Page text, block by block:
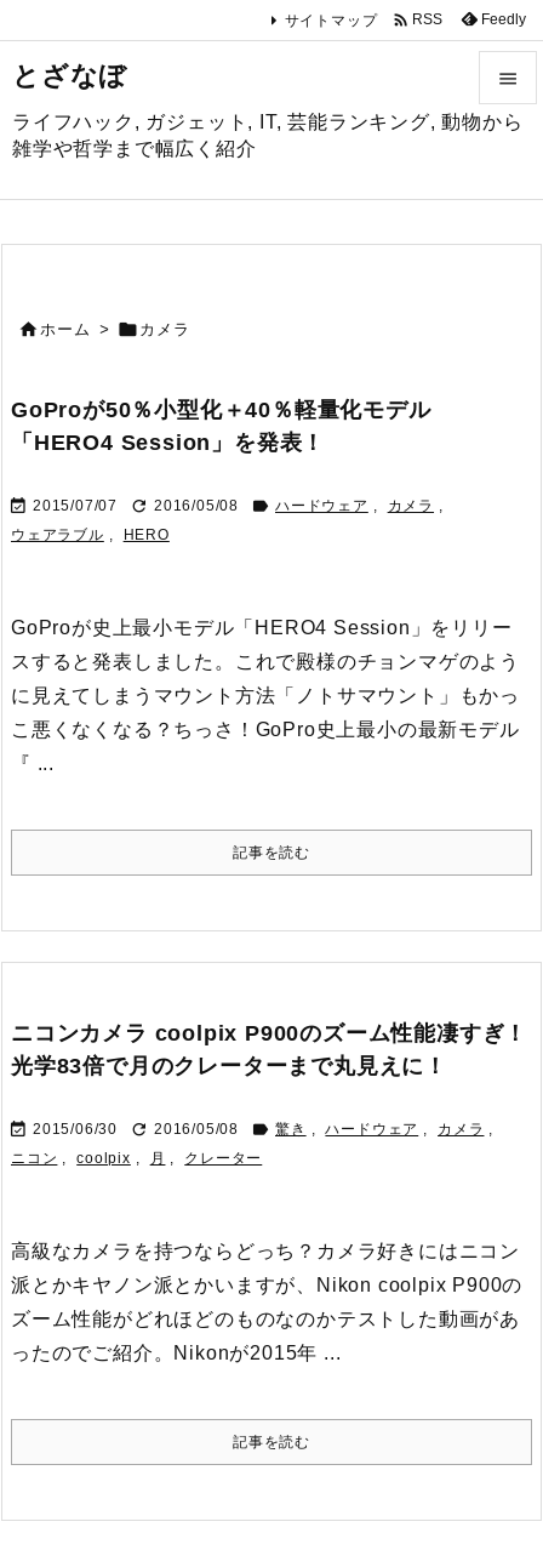
とざなぼ
ライフハック, ガジェット, IT, 芸能ランキング, 動物から
雑学や哲学まで幅広く紹介



サイトマップ  RSS Feedly
ホーム >  カメラ
GoProが50％小型化＋40％軽量化モデル
「HERO4 Session」を発表！
 2015/07/07  2016/05/08  ハードウェア , カメラ ,
ウェアラブル , HERO
GoProが史上最小モデル「HERO4 Session」をリリー
スすると発表しました。これで殿様のチョンマゲのよう
に見えてしまうマウント方法「ノトサマウント」もかっ
こ悪くなくなる？ ちっさ！GoPro史上最小の最新モデル
『 ...
記事を読む
ニコンカメラ coolpix P900のズーム性能凄すぎ！
光学83倍で月のクレーターまで丸見えに！
 2015/06/30  2016/05/08  驚き , ハードウェア , カメラ ,
ニコン , coolpix , 月 , クレーター
高級なカメラを持つならどっち？ カメラ好きにはニコン
派とかキヤノン派とかいますが、Nikon coolpix P900の
ズーム性能がどれほどのものなのかテストした動画があ
ったのでご紹介。 Nikonが2015年 ...
記事を読む